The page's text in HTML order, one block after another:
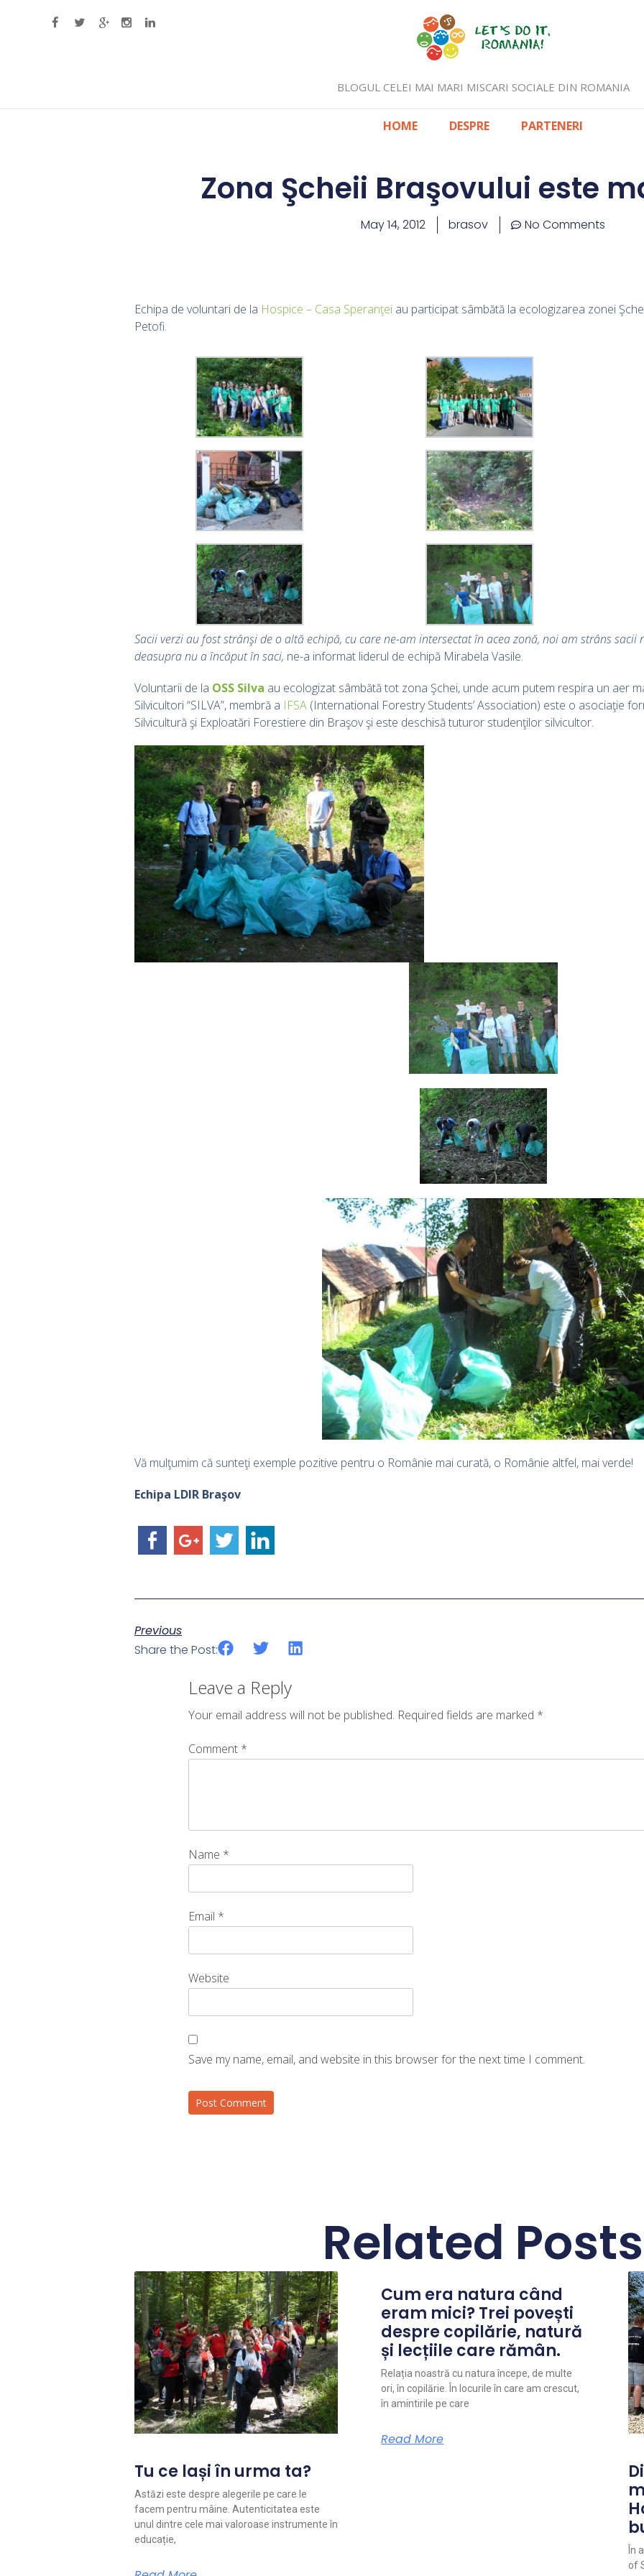
BLOGUL CELEI MAI MARI MISCARI SOCIALE DIN ROMANIA
HOME DESPRE PARTENERI
Zona Şcheii Braşovului este
May 14, 2012 brasov No Comments
Echipa de voluntari de la Hospice – Casa Speranţei au participat sâmbătă la ecologizarea zonei
Petofi.
Sacii verzi au fost strânşi de o altă echipă, cu care ne-am intersectat în acea zonă, noi am strâns sacii
deasupra nu a încăput în saci, ne-a informat liderul de echipă Mirabela Vasile.
Voluntarii de la OSS Silva au ecologizat sâmbătă tot zona Şchei, unde acum putem respira un aer
Silvicultori “SILVA”, membră a IFSA (International Forestry Students’ Association) este o asociaţie
Silvicultură şi Exploatări Forestiere din Braşov şi este deschisă tuturor studenţilor silvicultor.
Vă mulţumim că sunteţi exemple pozitive pentru o Românie mai curată, o Românie altfel, mai verde!
Echipa LDIR Braşov
Previous
Share the Post:
Leave a Reply
Your email address will not be published. Required fields are marked *
Comment *
Name *
Email *
Website
Save my name, email, and website in this browser for the next time I comment.
Related Posts
Tu ce lași în urma ta?
Astăzi este despre alegerile pe care le
facem pentru mâine. Autenticitatea este
unul dintre cele mai valoroase instrumente în
educație,
Cum era natura când
eram mici? Trei povești
despre copilărie, natură
și lecțiile care rămân.
Relația noastră cu natura începe, de multe
ori, în copilărie. În locurile în care am crescut,
în amintirile pe care
Read More
În
of